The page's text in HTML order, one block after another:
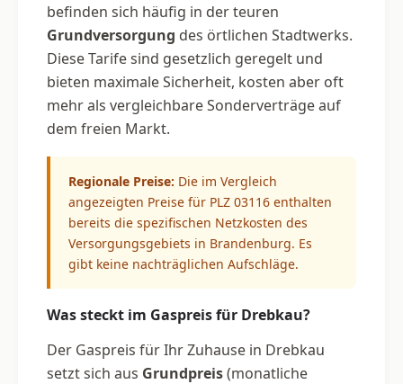
befinden sich häufig in der teuren
Grundversorgung des örtlichen Stadtwerks.
Diese Tarife sind gesetzlich geregelt und
bieten maximale Sicherheit, kosten aber oft
mehr als vergleichbare Sonderverträge auf
dem freien Markt.
Regionale Preise: Die im Vergleich
angezeigten Preise für PLZ 03116 enthalten
bereits die spezifischen Netzkosten des
Versorgungsgebiets in Brandenburg. Es
gibt keine nachträglichen Aufschläge.
Was steckt im Gaspreis für Drebkau?
Der Gaspreis für Ihr Zuhause in Drebkau
setzt sich aus Grundpreis(monatliche